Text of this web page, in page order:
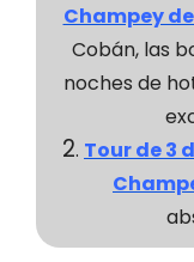
Champey
Cobán, las
noches de
2. Tour de 3